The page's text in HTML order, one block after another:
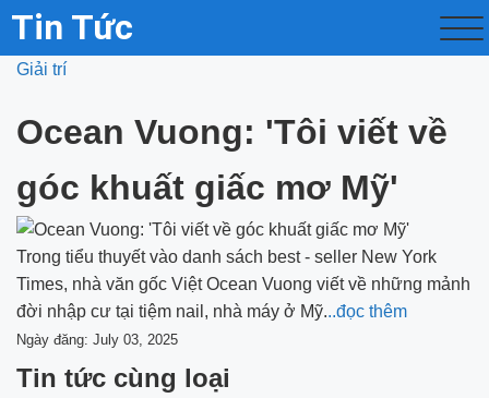
Tin Tức
Giải trí
Ocean Vuong: 'Tôi viết về
góc khuất giấc mơ Mỹ'
Trong tiểu thuyết vào danh sách best - seller New York
Times, nhà văn gốc Việt Ocean Vuong viết về những mảnh
đời nhập cư tại tiệm nail, nhà máy ở Mỹ...đọc thêm
Ngày đăng: July 03, 2025
Tin tức cùng loại